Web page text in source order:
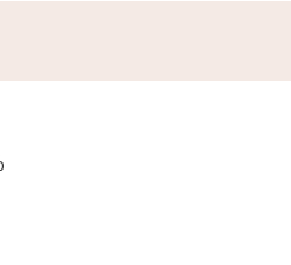
ーデンプール(2～4名)はこち
シャン(1～4名)はこちら
デン(2～4名)はこちら